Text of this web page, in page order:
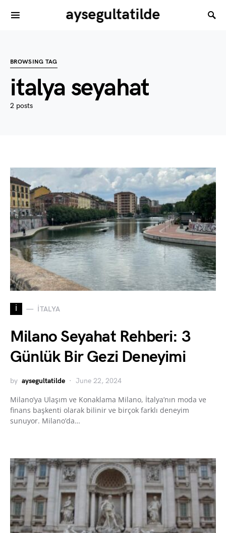
aysegultatilde
BROWSING TAG
italya seyahat
2 posts
İ İTALYA
Milano Seyahat Rehberi: 3
Günlük Bir Gezi Deneyimi
by aysegultatilde June 22, 2024
Milano’ya Ulaşım ve Konaklama Milano, İtalya’nın moda ve
finans başkenti olarak bilinir ve birçok farklı deneyim
sunuyor. Milano’da…